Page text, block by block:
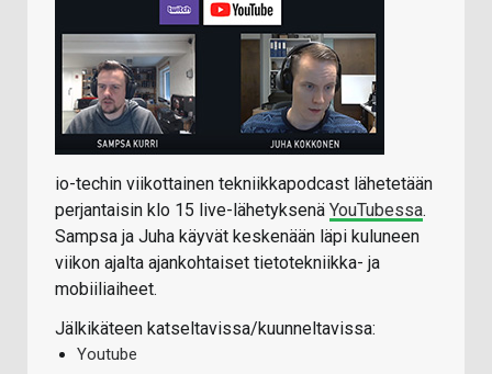
io-techin viikottainen tekniikkapodcast lähetetään
perjantaisin klo 15 live-lähetyksenä YouTubessa.
Sampsa ja Juha käyvät keskenään läpi kuluneen
viikon ajalta ajankohtaiset tietotekniikka- ja
mobiiliaiheet.
Jälkikäteen katseltavissa/kuunneltavissa:
Youtube